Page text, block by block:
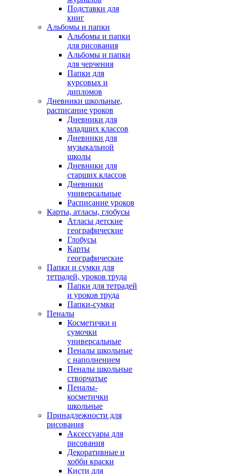
Подставки для
книг
Альбомы и папки
Альбомы и папки
для рисования
Альбомы и папки
для черчения
Папки для
курсовых и
дипломов
Дневники школьные,
расписание уроков
Дневники для
младщих классов
Дневники для
музыкальной
школы
Дневники для
старших классов
Дневники
универсальные
Расписание уроков
Карты, атласы, глобусы
Атласы детские
географические
Глобусы
Карты
географические
Папки и сумки для
тетрадей, уроков труда
Папки для тетрадей
и уроков труда
Папки-сумки
Пеналы
Косметички и
сумочки
универсальные
Пеналы школьные
с наполнением
Пеналы школьные
створчатые
Пеналы-
косметички
школьные
Принадлежности для
рисования
Аксессуары для
рисования
Декоративные и
хобби краски
Кисти для